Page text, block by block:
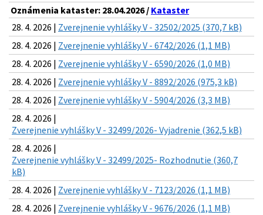
Oznámenia kataster: 28.04.2026 / Kataster
28. 4. 2026 | Zverejnenie vyhlášky V - 32502/2025 (370,7 kB)
28. 4. 2026 | Zverejnenie vyhlášky V - 6742/2026 (1,1 MB)
28. 4. 2026 | Zverejnenie vyhlášky V - 6590/2026 (1,0 MB)
28. 4. 2026 | Zverejnenie vyhlášky V - 8892/2026 (975,3 kB)
28. 4. 2026 | Zverejnenie vyhlášky V - 5904/2026 (3,3 MB)
28. 4. 2026 |
Zverejnenie vyhlášky V - 32499/2026- Vyjadrenie (362,5 kB)
28. 4. 2026 |
Zverejnenie vyhlášky V - 32499/2025- Rozhodnutie (360,7
kB)
28. 4. 2026 | Zverejnenie vyhlášky V - 7123/2026 (1,1 MB)
28. 4. 2026 | Zverejnenie vyhlášky V - 9676/2026 (1,1 MB)